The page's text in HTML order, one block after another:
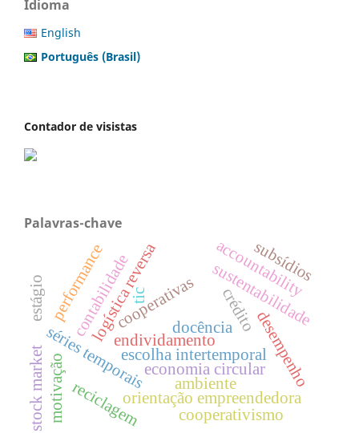
Idioma
English
Português (Brasil)
Contador de visistas
Palavras-chave
crédito
escolha intertemporal
endividamento
séries temporaiseconomia circular
logística reversa
orientação empreendedora
desempenho
ambiente
cooperativas sustentabilidade
accountability
reciclagem cooperativismo
docência
motivação
contabilidade subsídios
performance
stock market
tic
estágio